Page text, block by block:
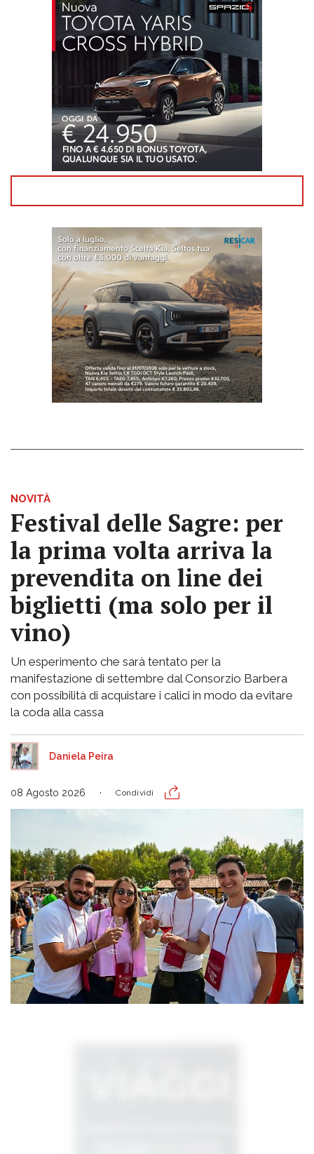
NOVITÀ
Festival delle Sagre: per
la prima volta arriva la
prevendita on line dei
biglietti (ma solo per il
vino)
Un esperimento che sarà tentato per la
manifestazione di settembre dal Consorzio Barbera
con possibilità di acquistare i calici in modo da evitare
la coda alla cassa
Daniela Peira
08 Agosto 2026 Condividi